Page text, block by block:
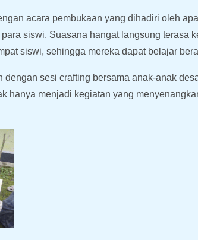
acara pembukaan yang dihadiri oleh
siswi. Suasana hangat langsung terasa
siswi, sehingga mereka dapat belajar
sesi crafting bersama anak-anak
hanya menjadi kegiatan yang